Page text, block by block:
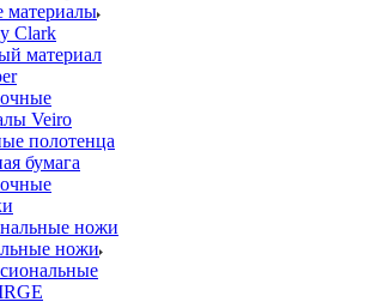
материалы
Clark
материал
Veiro
полотенца
бумага
ножи